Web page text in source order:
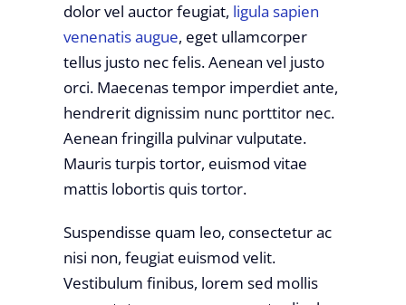
dolor vel auctor feugiat, ligula sapien
venenatis augue, eget ullamcorper
tellus justo nec felis. Aenean vel justo
orci. Maecenas tempor imperdiet ante,
hendrerit dignissim nunc porttitor nec.
Aenean fringilla pulvinar vulputate.
Mauris turpis tortor, euismod vitae
mattis lobortis quis tortor.
Suspendisse quam leo, consectetur ac
nisi non, feugiat euismod velit.
Vestibulum finibus, lorem sed mollis